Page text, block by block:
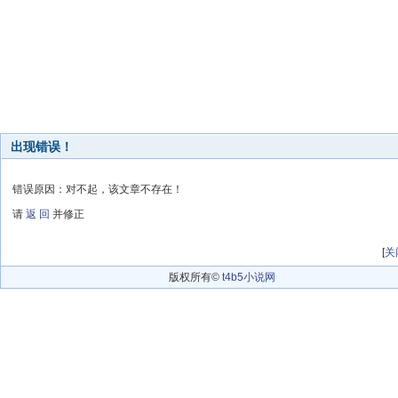
出现错误！
错误原因：对不起，该文章不存在！
请 返 回 并修正
[关
版权所有© t4b5小说网